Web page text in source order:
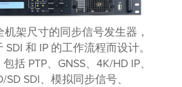
机架尺寸的同步信号发生器，
和 IP 的工作流程而设计。
括 PTP、GNSS、4K/HD IP、
SD SDI、模拟同步信号、